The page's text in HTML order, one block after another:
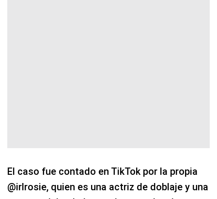
El caso fue contado en TikTok por la propia
@irlrosie, quien es una actriz de doblaje y una